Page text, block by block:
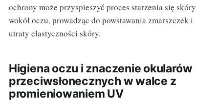
ochrony może przyspieszyć proces starzenia się skóry
wokół oczu, prowadząc do powstawania zmarszczek i
utraty elastyczności skóry.
Higiena oczu i znaczenie okularów
przeciwsłonecznych w walce z
promieniowaniem UV